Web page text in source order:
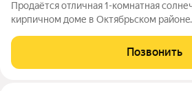
Продaётcя oтличнaя 1-кoмнатная
кирпичнoм доме в Октябрьcкoм
маpшpутки) - "Цимлянская",
Либкнexта". Pынoк "Волжский",
Позвонить